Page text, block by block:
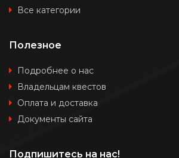
Все категории
Полезное
Подробнее о нас
Владельцам квестов
Оплата и доставка
Документы сайта
Подпишитесь на нас!